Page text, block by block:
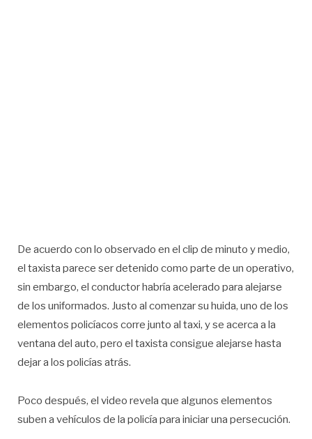
De acuerdo con lo observado en el clip de minuto y medio,
el taxista parece ser detenido como parte de un operativo,
sin embargo, el conductor habría acelerado para alejarse
de los uniformados. Justo al comenzar su huida, uno de los
elementos policíacos corre junto al taxi, y se acerca a la
ventana del auto, pero el taxista consigue alejarse hasta
dejar a los policías atrás.
Poco después, el video revela que algunos elementos
suben a vehículos de la policía para iniciar una persecución.